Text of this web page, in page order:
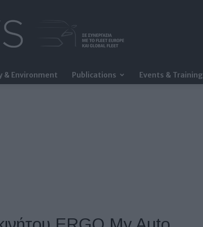
& Environment Publications Events & Training